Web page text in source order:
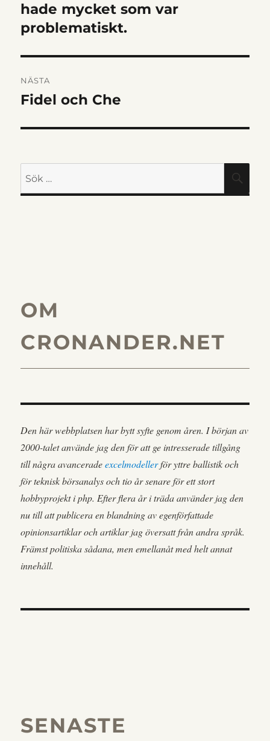
hade mycket som var
problematiskt.
NÄSTA
Nästa
Fidel och Che
OM
CRONANDER.NET
Den här webbplatsen har bytt syfte genom åren. I början av
2000-talet använde jag den för att ge intresserade tillgång
till några avanceradeexcelmodellerför yttre ballistik och
för teknisk börsanalys och tio år senare för ett stort
hobbyprojekt i php. Efter flera år i träda använder jag den
nu till att publicera en blandning av egenförfattade
opinionsartiklar och artiklar jag översatt från andra språk.
Främst politiska sådana, men emellanåt med helt annat
innehåll.
SENASTE